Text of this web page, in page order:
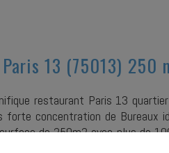
13 (75013) 250
restaurant Paris 13
concentration de Bureaux
de 250m2 avec plus de